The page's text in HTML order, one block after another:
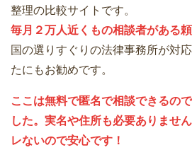
整理の比較サイトです。
毎月２万人近くもの相談者がある
国の選りすぐりの法律事務所が対
たにもお勧めです。
ここは無料で匿名で相談できるの
した。実名や住所も必要ありませ
レないので安心です！